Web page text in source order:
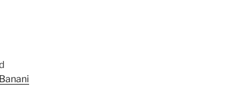
Banani